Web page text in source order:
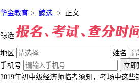
华金教育 > 鲸选 > 正文
鲸选
地区
姓名
手机号
立即
2019年初中级经济师临考须知，考场中这些